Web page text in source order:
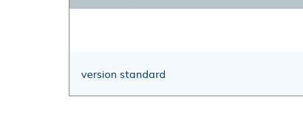
version standard